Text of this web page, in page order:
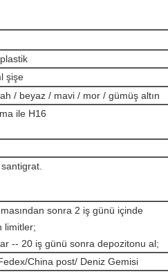
şişe
/ beyaz / mavi / mor / gümüş altın
ile H16
sonra 2 iş günü içinde
limitler;
-- 20 iş günü sonra depozitonu al;
China post/ Deniz Gemisi